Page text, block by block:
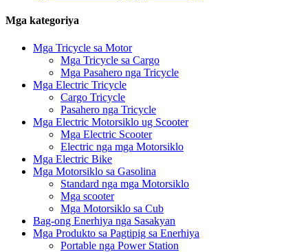
Mga kategoriya
Mga Tricycle sa Motor
Mga Tricycle sa Cargo
Mga Pasahero nga Tricycle
Mga Electric Tricycle
Cargo Tricycle
Pasahero nga Tricycle
Mga Electric Motorsiklo ug Scooter
Mga Electric Scooter
Electric nga mga Motorsiklo
Mga Electric Bike
Mga Motorsiklo sa Gasolina
Standard nga mga Motorsiklo
Mga scooter
Mga Motorsiklo sa Cub
Bag-ong Enerhiya nga Sasakyan
Mga Produkto sa Pagtipig sa Enerhiya
Portable nga Power Station